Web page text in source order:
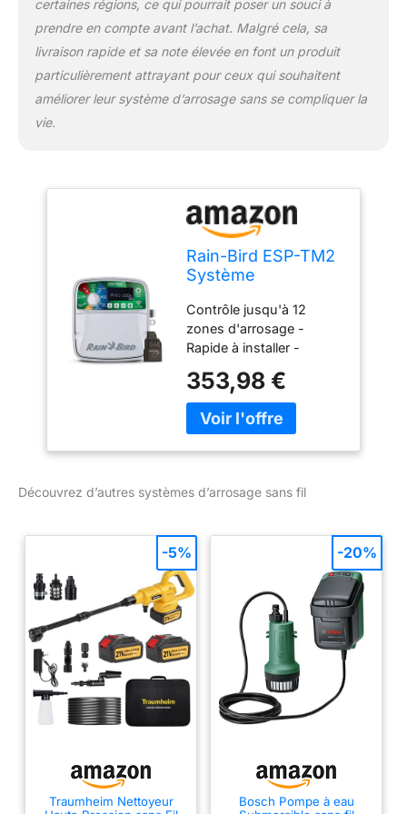
site Réglage automatique
des conditions
météorologiques pour
des changements
certaines régions, ce qui pourrait poser un souci à
prendre en compte avant l’achat. Malgré cela, sa
livraison rapide et sa note élevée en font un produit
particulièrement attrayant pour ceux qui souhaitent
améliorer leur système d’arrosage sans se compliquer la
vie.
Rain-Bird ESP-TM2
Système
pour intérieur ou
extérieur 8 zones.
Contrôle jusqu'à 12
zones d'arrosage -
Rapide à installer -
installations intérieures
ou extérieures - Cordon
d'alimentation extérieur
Programmez rapidement
seulement 3 étapes.
Grand écran LCD
rétroéclairé pour une
meilleure visibilité dans
des conditions de faible
luminosité et de lumière
directe du soleil.
Connectivité Wi-Fi.
Fonctionnalités
avancées. Contractor
Default vous permet de
facilement votre
personnalisé. Retardez
353,98 €
Découvrez d’autres systèmes d’arrosage sans fil
Traumheim Nettoyeur
-5%
Bosch Pompe à eau
-20%